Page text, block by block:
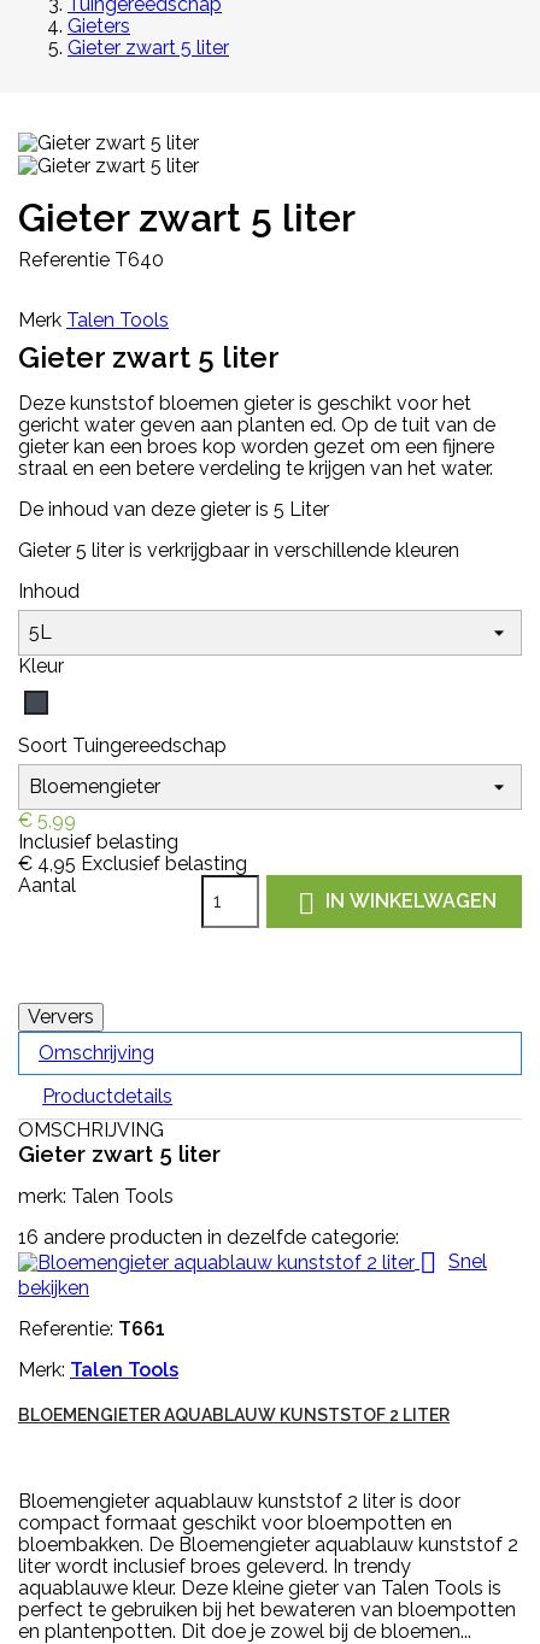
Gieters
Gieter zwart 5 liter
Gieter zwart 5 liter
Referentie T640
Merk Talen Tools
Gieter zwart 5 liter
Deze kunststof bloemen gieter is geschikt voor het
gericht water geven aan planten ed. Op de tuit van de
gieter kan een broes kop worden gezet om een fijnere
straal en een betere verdeling te krijgen van het water.
De inhoud van deze gieter is 5 Liter
Gieter 5 liter is verkrijgbaar in verschillende kleuren
Inhoud
Kleur
Soort Tuingereedschap
€ 5,99
Inclusief belasting
€ 4,95 Exclusief belasting
Aantal
 IN WINKELWAGEN
Omschrijving
Productdetails
OMSCHRIJVING
Gieter zwart 5 liter
merk: Talen Tools
16 andere producten in dezelfde categorie:
 Snel
bekijken
Referentie: T661
Merk: Talen Tools
BLOEMENGIETER AQUABLAUW KUNSTSTOF 2 LITER
Bloemengieter aquablauw kunststof 2 liter is door
compact formaat geschikt voor bloempotten en
bloembakken. De Bloemengieter aquablauw kunststof 2
liter wordt inclusief broes geleverd. In trendy
aquablauwe kleur. Deze kleine gieter van Talen Tools is
perfect te gebruiken bij het bewateren van bloempotten
en plantenpotten. Dit doe je zowel bij de bloemen...